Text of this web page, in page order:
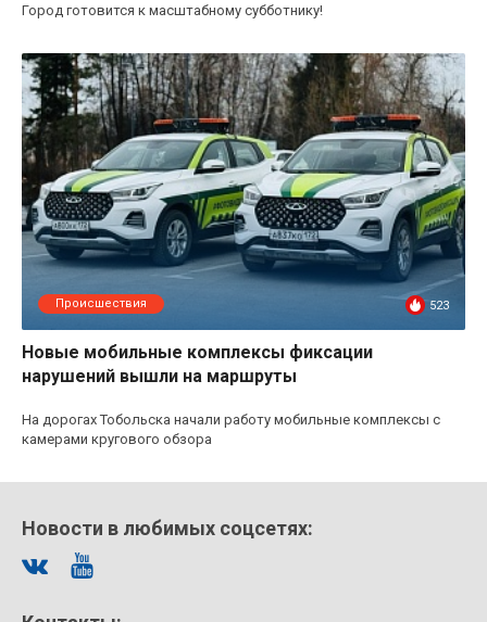
Город готовится к масштабному субботнику!
Происшествия 523
Новые мобильные комплексы фиксации
нарушений вышли на маршруты
На дорогах Тобольска начали работу мобильные комплексы с
камерами кругового обзора
Новости в любимых соцсетях: